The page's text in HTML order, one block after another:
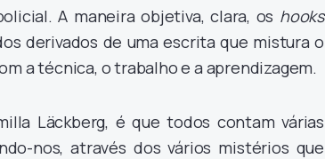
A maneira objetiva, clara, os hooks
derivados de uma escrita que mistura o
a técnica, o trabalho e a aprendizagem.
Läckberg, é que todos contam várias
nos, através dos vários mistérios que